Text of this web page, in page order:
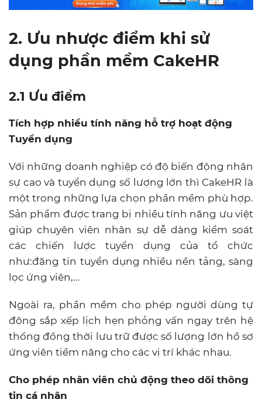
2. Ưu nhược điểm khi sử
dụng phần mềm CakeHR
2.1 Ưu điểm
Tích hợp nhiều tính năng hỗ trợ hoạt động
Tuyển dụng
Với những doanh nghiệp có độ biến động nhân
sự cao và tuyển dụng số lượng lớn thì CakeHR là
một trong những lựa chọn phần mềm phù hợp.
Sản phẩm được trang bị nhiều tính năng ưu việt
giúp chuyên viên nhân sự dễ dàng kiểm soát
các chiến lược tuyển dụng của tổ chức
như:đăng tin tuyển dụng nhiều nền tảng, sàng
lọc ứng viên,…
Ngoài ra, phần mềm cho phép người dùng tự
đông sắp xếp lịch hẹn phỏng vấn ngay trên hệ
thống đồng thời lưu trữ được số lượng lớn hồ sơ
ứng viên tiềm năng cho các vị trí khác nhau.
Cho phép nhân viên chủ động theo dõi thông
tin cá nhân